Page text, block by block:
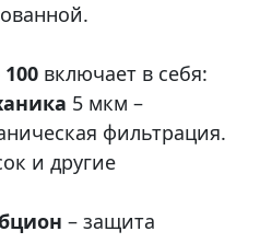
включает в себя:
5 мкм –
фильтрация.
и другие
– защита